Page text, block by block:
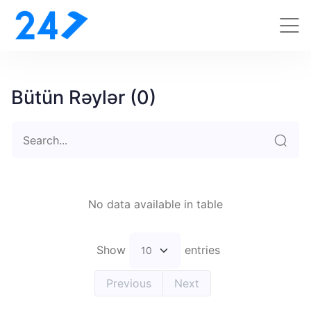
Bütün Rəylər (0)
No data available in table
Show entries
Previous Next